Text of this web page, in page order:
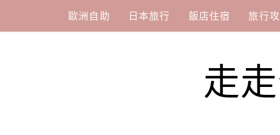
content
歐洲自助 日本旅行 飯店住宿 旅行
走